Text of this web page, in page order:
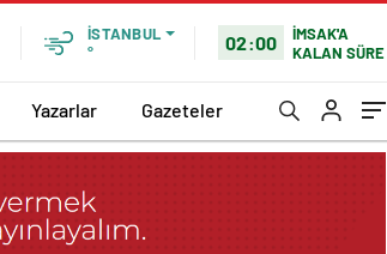
İSTANBUL
°
02:00
İMSAK'A
KALAN SÜRE
Yazarlar Gazeteler